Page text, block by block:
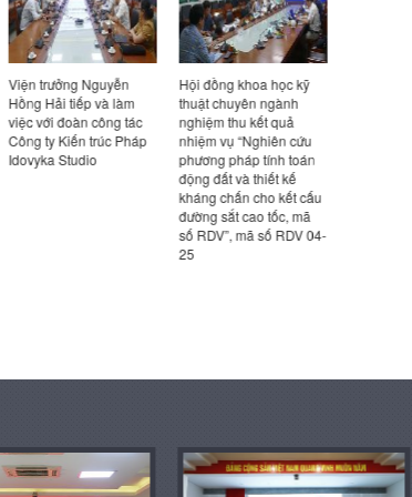
Viện trưởng Nguyễn
Hồng Hải tiếp và làm
việc với đoàn công tác
Công ty Kiến trúc Pháp
Idovyka Studio
Hội đồng khoa học kỹ
thuật chuyên ngành
nghiệm thu kết quả
nhiệm vụ “Nghiên cứu
phương pháp tính toán
động đất và thiết kế
kháng chấn cho kết cấu
đường sắt cao tốc, mã
số RDV”, mã số RDV 04-
25